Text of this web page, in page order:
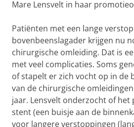
Mare Lensvelt in haar
Patiënten met een lange
bovenbeenslagader krijgen nu
chirurgische omleiding. Dat is
met veel complicaties. Soms
of stapelt er zich vocht op in de
van de chirurgische
jaar. Lensvelt onderzocht of het
stent (een buisje aan de
voor langere verstoppingen